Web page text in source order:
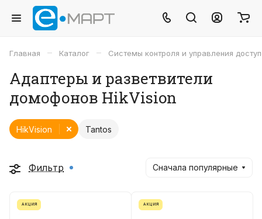
Главная – Каталог – Системы контроля и управления
Адаптеры и разветвители
домофонов HikVision
Tantos
HikVision
Фильтр Сначала популярные
АКЦИЯ АКЦИЯ